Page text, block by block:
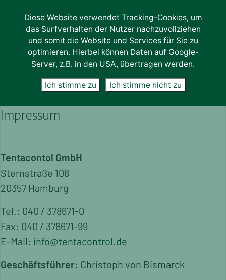
Services
CLASSIFICATION
Neutral Classification & Weighing
CERTIFICATION
QS-Quality & Security
QZBW
VLOG Ohne Gentechnik
IFS Food
Quality Programs & Supplier Audits
THIRD PARTY INSPECTIONS
Industrial Commodities & Raw Material
Pre-shipment verification
About us
Impressum
Tentacontol GmbH
Sternstraße 108
20357 Hamburg
Tel.: 040 / 378671-0
Fax: 040 / 378671-99
E-Mail: info@tentacontrol.de
Geschäftsführer: Christoph von Bismarck
Diese Website verwendet Tracking-Cookies, um
das Surfverhalten der Nutzer nachzuvollziehen
und somit die Website und Services für Sie zu
optimieren. Hierbei können Daten auf Google-
Server, z.B. in den USA, übertragen werden.
Ich stimme zu Ich stimme nicht zu